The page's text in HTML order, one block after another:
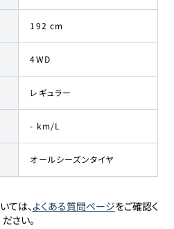
192 cm
4WD
レギュラー
- km/L
オールシーズンタイヤ
ては、よくある質問ページをご確認く
ださい。